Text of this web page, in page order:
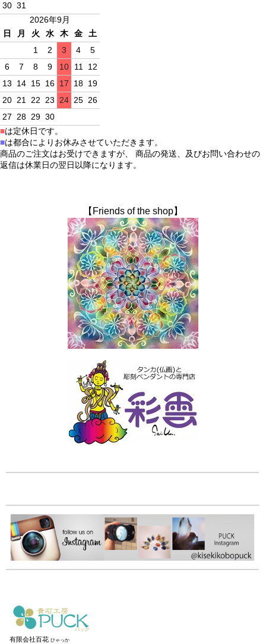
30 31
2026年9月
日
月 火 水 木 金
土
1
2 3 4
5
6
7 8 9 10 11 12
13
14 15 16 17 18 19
20 21 22 23 24 25 26
27 28 29 30
■は定休日です。
■は都合によりお休みさせていただきます。
商品のご注文はお受けできますが、 商品の発送、及びお問い合わせの
返信は休業日の翌日以降になります。
【Friends of the shop】
有限会社百花ひゃっか